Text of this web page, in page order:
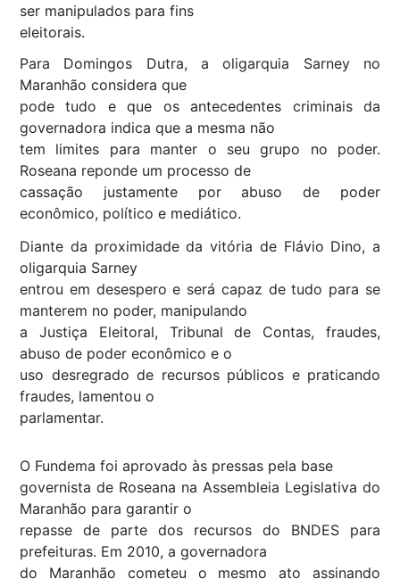
ser manipulados para fins
eleitorais.
Para Domingos Dutra, a oligarquia Sarney no
Maranhão considera que
pode tudo e que os antecedentes criminais da
governadora indica que a mesma não
tem limites para manter o seu grupo no poder.
Roseana reponde um processo de
cassação justamente por abuso de poder
econômico, político e mediático.
Diante da proximidade da vitória de Flávio Dino, a
oligarquia Sarney
entrou em desespero e será capaz de tudo para se
manterem no poder, manipulando
a Justiça Eleitoral, Tribunal de Contas, fraudes,
abuso de poder econômico e o
uso desregrado de recursos públicos e praticando
fraudes, lamentou o
parlamentar.
O Fundema foi aprovado às pressas pela base
governista de Roseana na Assembleia Legislativa do
Maranhão para garantir o
repasse de parte dos recursos do BNDES para
prefeituras. Em 2010, a governadora
do Maranhão cometeu o mesmo ato assinando